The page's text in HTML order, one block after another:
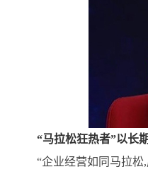
“马拉松狂热者”以长
“企业经营如同马拉松